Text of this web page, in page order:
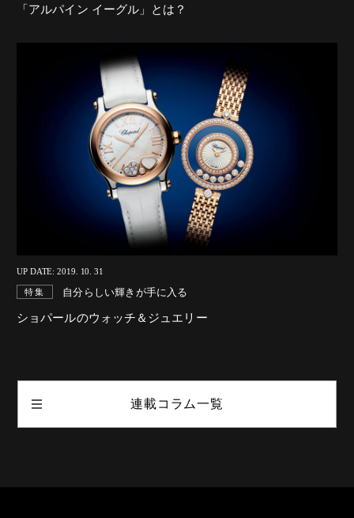
「アルパイン イーグル」とは？
UP DATE: 2019. 10. 31
特集 自分らしい輝きが手に入る
ショパールのウォッチ＆ジュエリー
連載コラム一覧